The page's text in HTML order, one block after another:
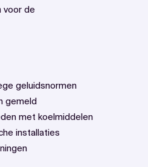
voor de
geluidsnormen
gemeld
met koelmiddelen
installaties